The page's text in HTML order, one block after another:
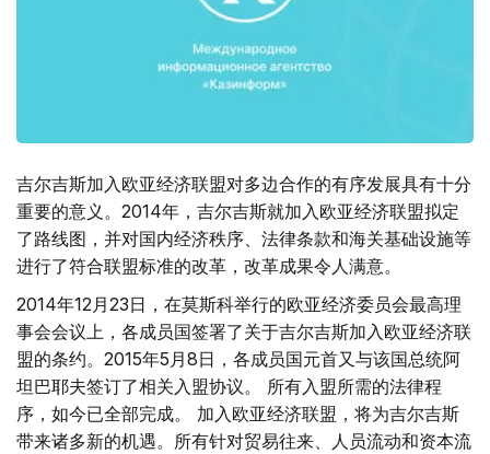
吉尔吉斯加入欧亚经济联盟对多边合作的有序发展具有十分
重要的意义。2014年，吉尔吉斯就加入欧亚经济联盟拟定
了路线图，并对国内经济秩序、法律条款和海关基础设施等
进行了符合联盟标准的改革，改革成果令人满意。
2014年12月23日，在莫斯科举行的欧亚经济委员会最高理
事会会议上，各成员国签署了关于吉尔吉斯加入欧亚经济联
盟的条约。2015年5月8日，各成员国元首又与该国总统阿
坦巴耶夫签订了相关入盟协议。 所有入盟所需的法律程
序，如今已全部完成。 加入欧亚经济联盟，将为吉尔吉斯
带来诸多新的机遇。所有针对贸易往来、人员流动和资本流